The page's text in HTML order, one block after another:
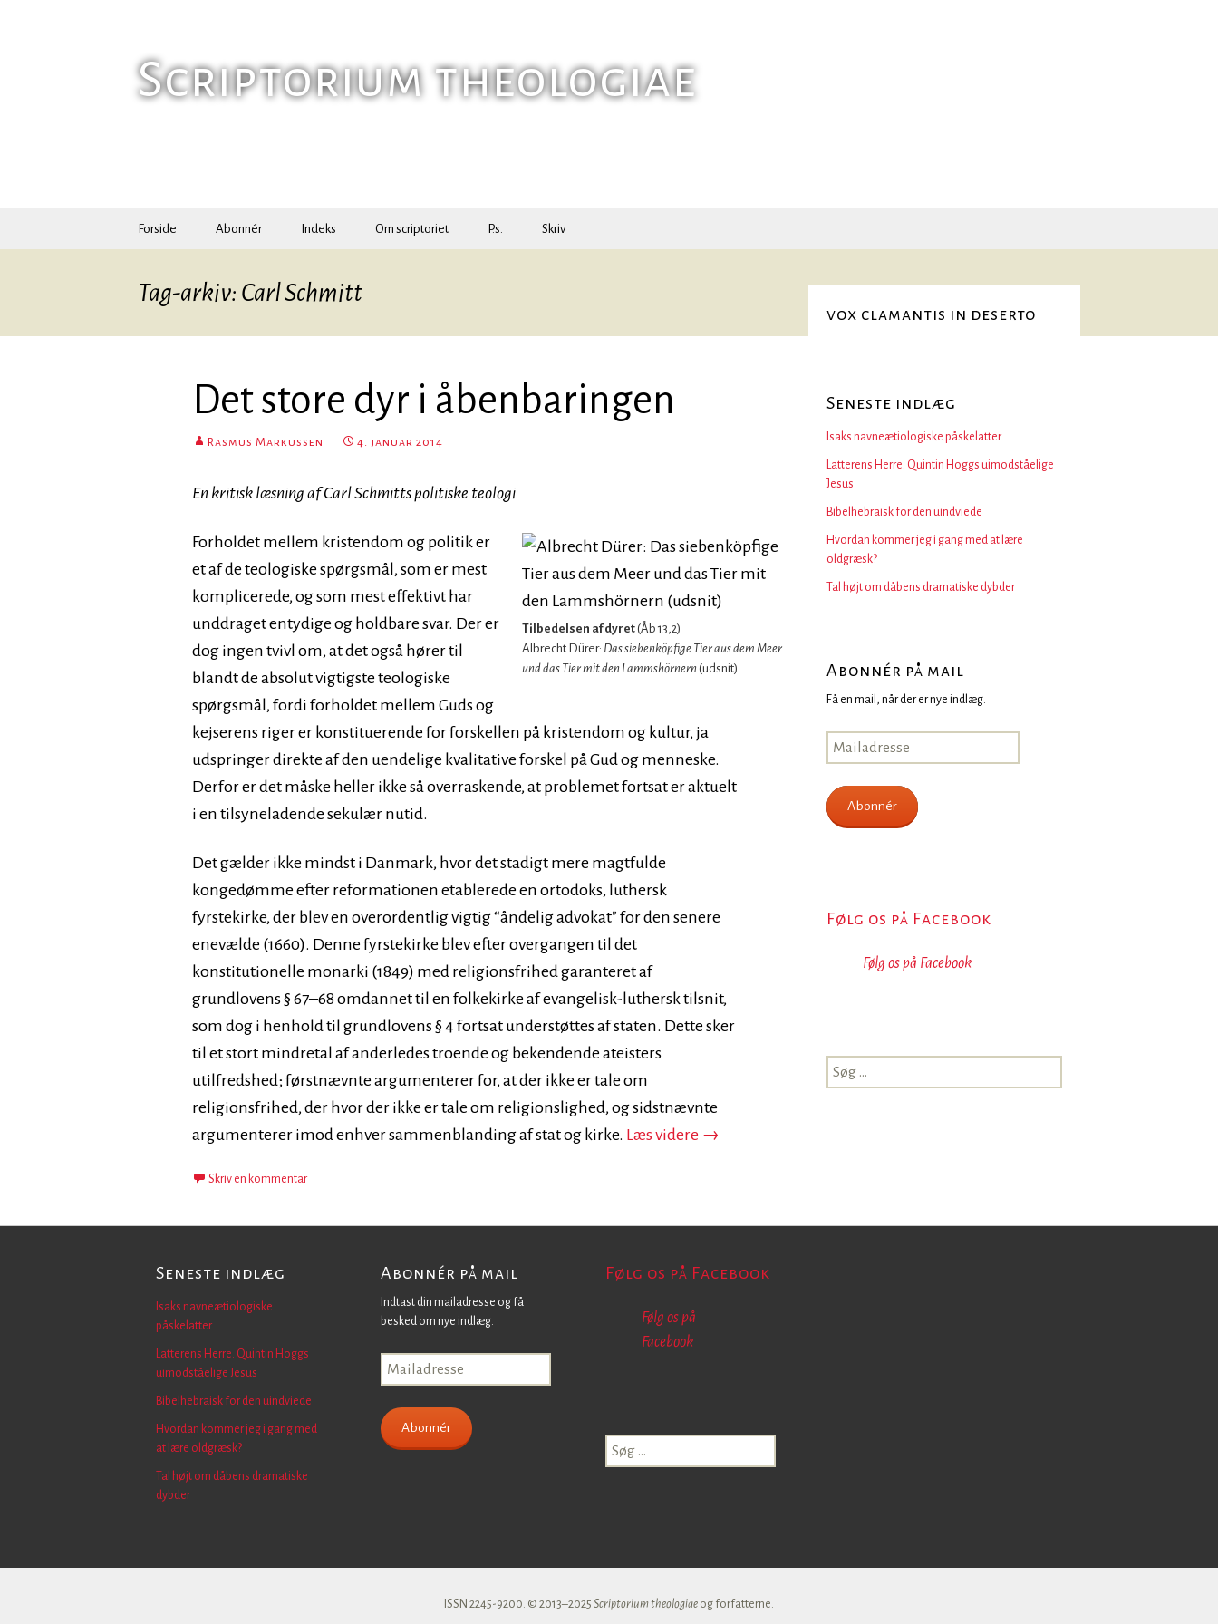
Scriptorium theologiae
Forside Abonnér Indeks Om scriptoriet P.s. Skriv
efter:
Tag-arkiv: Carl Schmitt
Det store dyr i åbenbaringen
Rasmus Markussen 4. januar 2014
En kritisk læsning af Carl Schmitts politiske teologi
Tilbedelsen af dyret(Åb 13,2)
Albrecht Dürer: Das siebenköpfige Tier aus dem Meer
und das Tier mit den Lammshörnern(udsnit)
Forholdet mellem kristendom og politik er
et af de teologiske spørgsmål, som er mest
komplicerede, og som mest effektivt har
unddraget entydige og holdbare svar. Der er
dog ingen tvivl om, at det også hører til
blandt de absolut vigtigste teologiske
spørgsmål, fordi forholdet mellem Guds og
kejserens riger er konstituerende for forskellen på kristendom og kultur, ja
udspringer direkte af den uendelige kvalitative forskel på Gud og menneske.
Derfor er det måske heller ikke så overraskende, at problemet fortsat er aktuelt
i en tilsyneladende sekulær nutid.
Det gælder ikke mindst i Danmark, hvor det stadigt mere magtfulde
kongedømme efter reformationen etablerede en ortodoks, luthersk
fyrstekirke, der blev en overordentlig vigtig “åndelig advokat” for den senere
enevælde (1660). Denne fyrstekirke blev efter overgangen til det
konstitutionelle monarki (1849) med religionsfrihed garanteret af
grundlovens § 67–68 omdannet til en folkekirke af evangelisk-luthersk tilsnit,
som dog i henhold til grundlovens § 4 fortsat understøttes af staten. Dette sker
til et stort mindretal af anderledes troende og bekendende ateisters
utilfredshed; førstnævnte argumenterer for, at der ikke er tale om
religionsfrihed, der hvor der ikke er tale om religionslighed, og sidstnævnte
argumenterer imod enhver sammenblanding af stat og kirke. Læs videre Det store dyr i åbenbaringen
→
Skriv en kommentar
vox clamantis in deserto
Seneste indlæg
Isaks navneætiologiske påskelatter
Latterens Herre. Quintin Hoggs uimodståelige
Jesus
Bibelhebraisk for den uindviede
Hvordan kommer jeg i gang med at lære
oldgræsk?
Tal højt om dåbens dramatiske dybder
Abonnér på mail
Få en mail, når der er nye indlæg.
Mailadresse
Abonnér
Følg os på Facebook
Følg os på Facebook
Søg
efter:
Seneste indlæg
Isaks navneætiologiske
påskelatter
Latterens Herre. Quintin Hoggs
uimodståelige Jesus
Bibelhebraisk for den uindviede
Hvordan kommer jeg i gang med
at lære oldgræsk?
Tal højt om dåbens dramatiske
dybder
Abonnér på mail
Indtast din mailadresse og få
besked om nye indlæg.
Mailadresse
Abonnér
Følg os på Facebook
Følg os på
Facebook
Søg
efter:
ISSN 2245-9200. © 2013–2025 Scriptorium theologiae og forfatterne.